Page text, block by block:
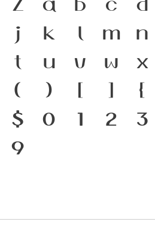
j k l m n
t u v w x
( ) [ ] {
$ 0 1 2 3
9
สำคัญที่ทำให้
บบตัวพิมพ์ที่
รเปลี่ยนแปลง
ของสะพานที่
ติ